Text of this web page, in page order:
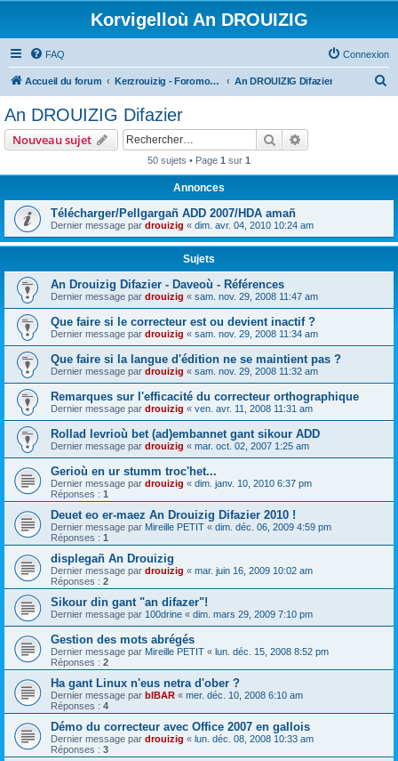
Korvigelloù An DROUIZIG
FAQ Connexion
Accueil du forum Kerzrouizig - Foromoù An Drouizig An DROUIZIG Difazier
e
r
An DROUIZIG Difazier
Nouveau sujet Rechercher
50 sujets • Page 1 sur 1
Annonces
Télécharger/Pellgargañ ADD 2007/HDA amañ
Dernier message par drouizig « dim. avr. 04, 2010 10:24 am
Sujets
An Drouizig Difazier - Daveoù - Références
Dernier message par drouizig « sam. nov. 29, 2008 11:47 am
Que faire si le correcteur est ou devient inactif ?
Dernier message par drouizig « sam. nov. 29, 2008 11:34 am
Que faire si la langue d'édition ne se maintient pas ?
Dernier message par drouizig « sam. nov. 29, 2008 11:32 am
Remarques sur l'efficacité du correcteur orthographique
Dernier message par drouizig « ven. avr. 11, 2008 11:31 am
Rollad levrioù bet (ad)embannet gant sikour ADD
Dernier message par drouizig « mar. oct. 02, 2007 1:25 am
Gerioù en ur stumm troc'het...
Dernier message par drouizig « dim. janv. 10, 2010 6:37 pm
Réponses : 1
Deuet eo er-maez An Drouizig Difazier 2010 !
Dernier message par Mireille PETIT « dim. déc. 06, 2009 4:59 pm
Réponses : 1
displegañ An Drouizig
Dernier message par drouizig « mar. juin 16, 2009 10:02 am
Réponses : 2
Sikour din gant "an difazer"!
Dernier message par 100drine « dim. mars 29, 2009 7:10 pm
Gestion des mots abrégés
Dernier message par Mireille PETIT « lun. déc. 15, 2008 8:52 pm
Réponses : 2
Ha gant Linux n'eus netra d'ober ?
Dernier message par bIBAR « mer. déc. 10, 2008 6:10 am
Réponses : 4
Démo du correcteur avec Office 2007 en gallois
Dernier message par drouizig « lun. déc. 08, 2008 10:33 am
Réponses : 3